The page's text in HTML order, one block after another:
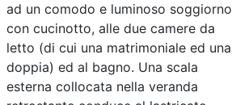
ad un comodo e luminoso soggiorno
con cucinotto, alle due camere da
letto (di cui una matrimoniale ed una
doppia) ed al bagno. Una scala
esterna collocata nella veranda